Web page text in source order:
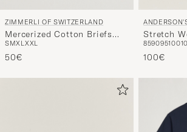
ZIMMERLI OF SWITZERLAND
Mercerized Cotton Briefs
Black
SMXLXXL
50€
Stretch
Black
859095100
100€